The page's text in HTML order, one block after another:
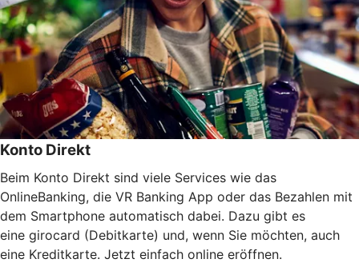
Konto Direkt
Beim Konto Direkt sind viele Services wie das
OnlineBanking, die VR Banking App oder das Bezahlen mit
dem Smartphone automatisch dabei. Dazu gibt es
eine girocard (Debitkarte) und, wenn Sie möchten, auch
eine Kreditkarte. Jetzt einfach online eröffnen.